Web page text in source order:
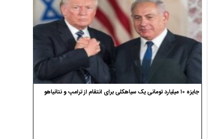
جایزه ۱۰ میلیارد تومانی یک سیاهکلی برای انتقام از ترامپ و نتانیاهو